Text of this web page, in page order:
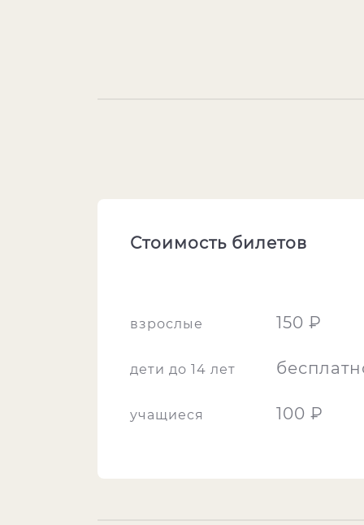
Стоимость билетов
взрослые 150 ₽
дети до 14 лет
учащиеся 100 ₽